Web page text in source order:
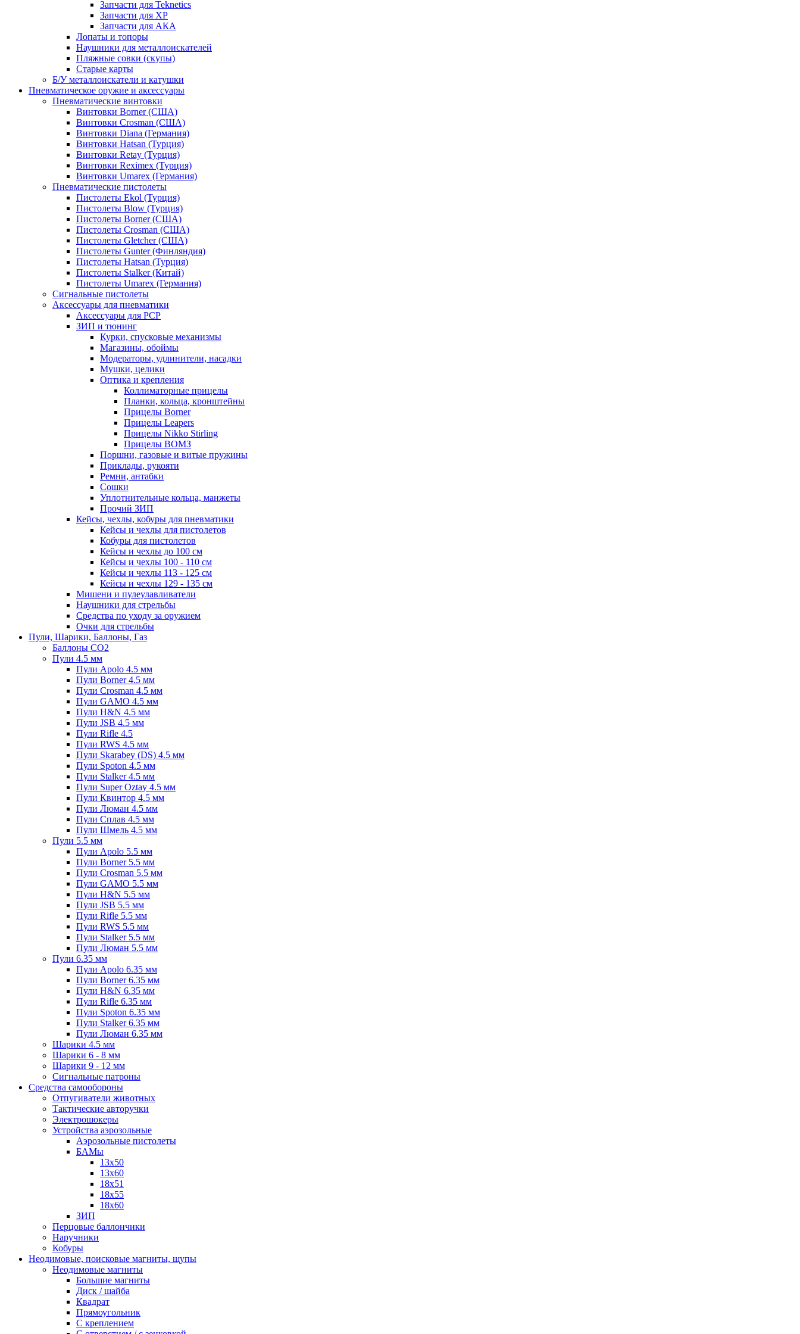
Запчасти для Teknetics
Запчасти для XP
Запчасти для АКА
Лопаты и топоры
Наушники для металлоискателей
Пляжные совки (скупы)
Старые карты
Б/У металлоискатели и катушки
Пневматическое оружие и аксессуары
Пневматические винтовки
Винтовки Borner (США)
Винтовки Crosman (США)
Винтовки Diana (Германия)
Винтовки Hatsan (Турция)
Винтовки Retay (Турция)
Винтовки Reximex (Турция)
Винтовки Umarex (Германия)
Пневматические пистолеты
Пистолеты Ekol (Турция)
Пистолеты Blow (Турция)
Пистолеты Borner (США)
Пистолеты Crosman (США)
Пистолеты Gletcher (США)
Пистолеты Gunter (Финляндия)
Пистолеты Hatsan (Турция)
Пистолеты Stalker (Китай)
Пистолеты Umarex (Германия)
Сигнальные пистолеты
Аксессуары для пневматики
Аксессуары для PCP
ЗИП и тюнинг
Курки, спусковые механизмы
Магазины, обоймы
Модераторы, удлинители, насадки
Мушки, целики
Оптика и крепления
Коллиматорные прицелы
Планки, кольца, кронштейны
Прицелы Borner
Прицелы Leapers
Прицелы Nikko Stirling
Прицелы ВОМЗ
Поршни, газовые и витые пружины
Приклады, рукояти
Ремни, антабки
Сошки
Уплотнительные кольца, манжеты
Прочий ЗИП
Кейсы, чехлы, кобуры для пневматики
Кейсы и чехлы для пистолетов
Кобуры для пистолетов
Кейсы и чехлы до 100 см
Кейсы и чехлы 100 - 110 см
Кейсы и чехлы 113 - 125 см
Кейсы и чехлы 129 - 135 см
Мишени и пулеулавливатели
Наушники для стрельбы
Средства по уходу за оружием
Очки для стрельбы
Пули, Шарики, Баллоны, Газ
Баллоны CO2
Пули 4.5 мм
Пули Apolo 4.5 мм
Пули Borner 4.5 мм
Пули Crosman 4.5 мм
Пули GAMO 4.5 мм
Пули H&N 4.5 мм
Пули JSB 4.5 мм
Пули Rifle 4.5
Пули RWS 4.5 мм
Пули Skarabey (DS) 4.5 мм
Пули Spoton 4.5 мм
Пули Stalker 4.5 мм
Пули Super Oztay 4.5 мм
Пули Квинтор 4.5 мм
Пули Люман 4.5 мм
Пули Сплав 4.5 мм
Пули Шмель 4.5 мм
Пули 5.5 мм
Пули Apolo 5.5 мм
Пули Borner 5.5 мм
Пули Crosman 5.5 мм
Пули GAMO 5.5 мм
Пули H&N 5.5 мм
Пули JSB 5.5 мм
Пули Rifle 5.5 мм
Пули RWS 5.5 мм
Пули Stalker 5.5 мм
Пули Люман 5.5 мм
Пули 6.35 мм
Пули Apolo 6.35 мм
Пули Borner 6.35 мм
Пули H&N 6.35 мм
Пули Rifle 6.35 мм
Пули Spoton 6.35 мм
Пули Stalker 6.35 мм
Пули Люман 6.35 мм
Шарики 4.5 мм
Шарики 6 - 8 мм
Шарики 9 - 12 мм
Сигнальные патроны
Средства самообороны
Отпугиватели животных
Тактические авторучки
Электрошокеры
Устройства аэрозольные
Аэрозольные пистолеты
БАМы
13х50
13х60
18х51
18х55
18х60
ЗИП
Перцовые баллончики
Наручники
Кобуры
Неодимовые, поисковые магниты, щупы
Неодимовые магниты
Большие магниты
Диск / шайба
Квадрат
Прямоугольник
С креплением